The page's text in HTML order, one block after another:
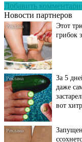
Добавить
Новости партнеров
Этот
грибок
За 5
даже
вот